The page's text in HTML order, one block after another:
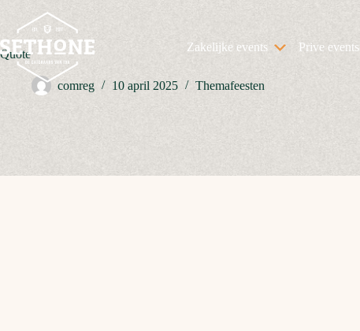
inhoud
Zakelijke events Prive events
Quote
comreg 10 april 2025 Themafeesten